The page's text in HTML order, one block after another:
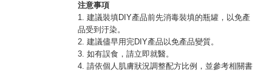
注意事項
1. 建議裝填DIY產品前先消毒裝填的瓶罐，以免產
品受到汙染。
2. 建議儘早用完DIY產品以免產品變質。
3. 如有誤食，請立即就醫。
4. 請依個人肌膚狀況調整配方比例，並參考相關書